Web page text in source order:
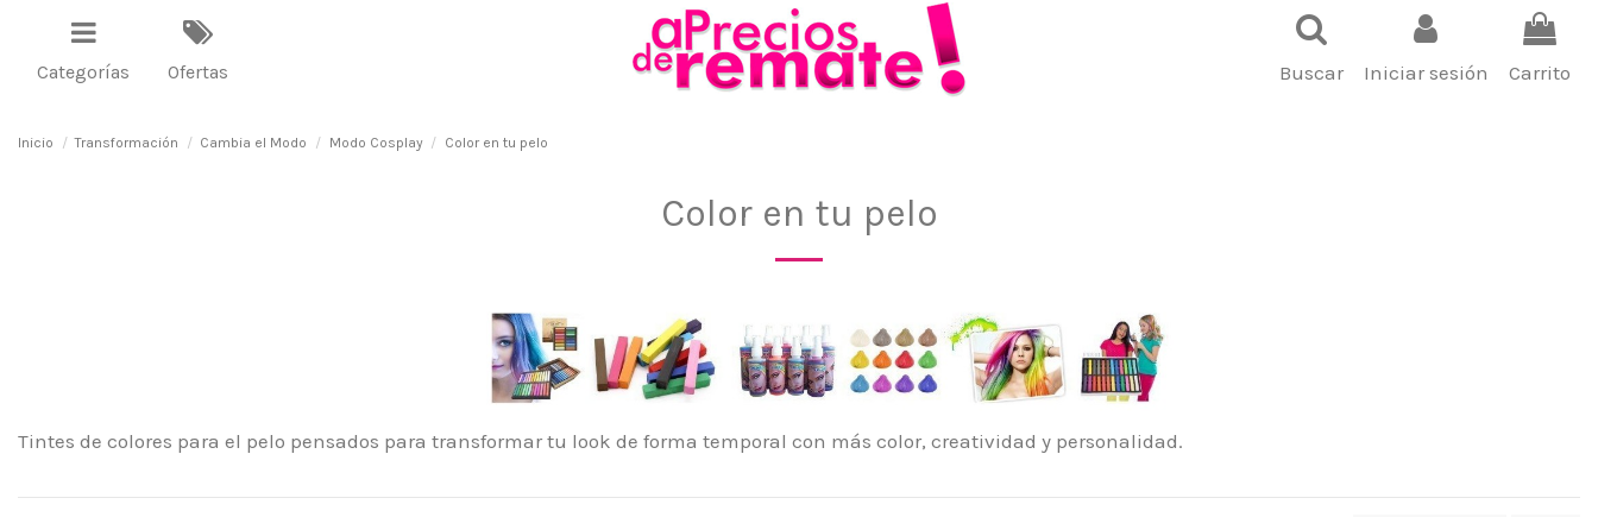
Categorías Ofertas Buscar Iniciar sesión Carrito
Inicio Transformación Cambia el Modo Modo Cosplay Color en tu pelo
Color en tu pelo
Tintes de colores para el pelo pensados para transformar tu look de forma temporal con más color, creatividad y personalidad.